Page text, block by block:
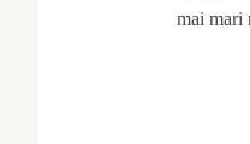
mai mari